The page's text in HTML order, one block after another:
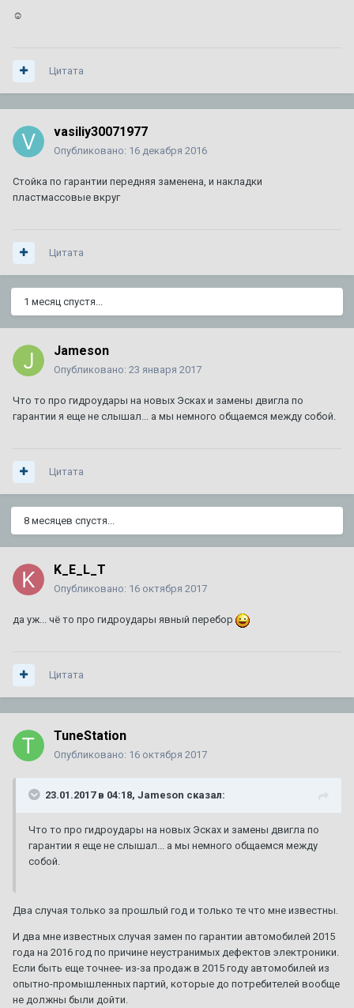
☺
Цитата
vasiliy30071977
Опубликовано: 16 декабря 2016
Стойка по гарантии передняя заменена, и накладки
пластмассовые вкруг
Цитата
1 месяц спустя...
Jameson
Опубликовано: 23 января 2017
Что то про гидроудары на новых Эсках и замены двигла по
гарантии я еще не слышал... а мы немного общаемся между собой.
Цитата
8 месяцев спустя...
K_E_L_T
Опубликовано: 16 октября 2017
да уж... чё то про гидроудары явный перебор
Цитата
TuneStation
Опубликовано: 16 октября 2017
23.01.2017 в 04:18, Jameson сказал:
Что то про гидроудары на новых Эсках и замены двигла по
гарантии я еще не слышал... а мы немного общаемся между
собой.
Два случая только за прошлый год и только те что мне известны.
И два мне известных случая замен по гарантии автомобилей 2015
года на 2016 год по причине неустранимых дефектов электроники.
Если быть еще точнее- из-за продаж в 2015 году автомобилей из
опытно-промышленных партий, которые до потребителей вообще
не должны были дойти.